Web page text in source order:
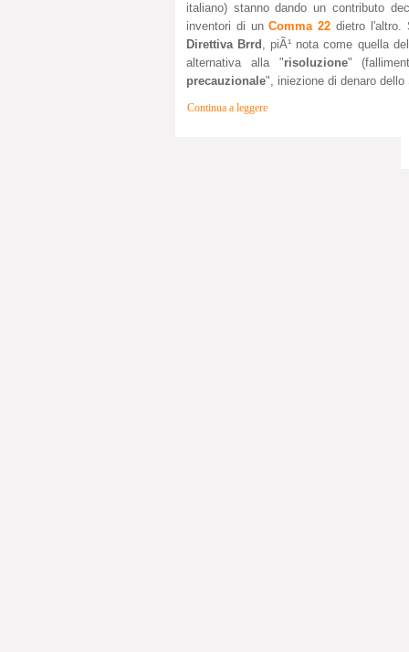
italiano) stanno dando un contributo
inventori di unComma 22dietro l'altro.
Direttiva Brrd , piÃ¹ nota come quella del
alternativa alla "risoluzione"
precauzionale", iniezione di denaro dello
Continua a leggere